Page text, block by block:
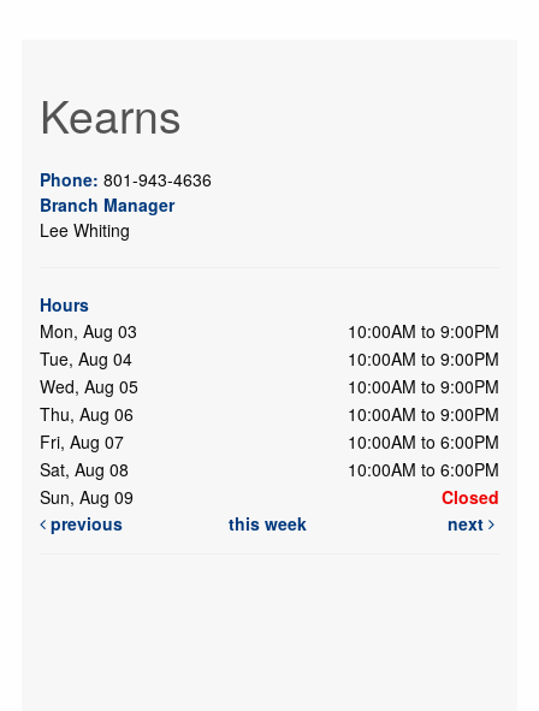
Kearns
Phone: 801-943-4636
Branch Manager
Lee Whiting
Hours
Mon, Aug 03
10:00AM to 9:00PM
Tue, Aug 04
10:00AM to 9:00PM
Wed, Aug 05
10:00AM to 9:00PM
Thu, Aug 06
10:00AM to 9:00PM
Fri, Aug 07
10:00AM to 6:00PM
Sat, Aug 08
10:00AM to 6:00PM
Sun, Aug 09
Closed
previous
this week next